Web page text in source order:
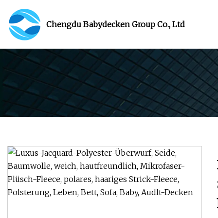
Chengdu Babydecken Group Co., Ltd